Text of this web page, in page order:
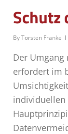
Schutz
ByTorsten Franke
Der
erfordert im
individuellen